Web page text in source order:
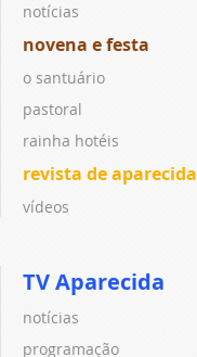
notícias
novena e festa
o santuário
pastoral
rainha hotéis
revista de aparecida
vídeos
TV Aparecida
notícias
programação